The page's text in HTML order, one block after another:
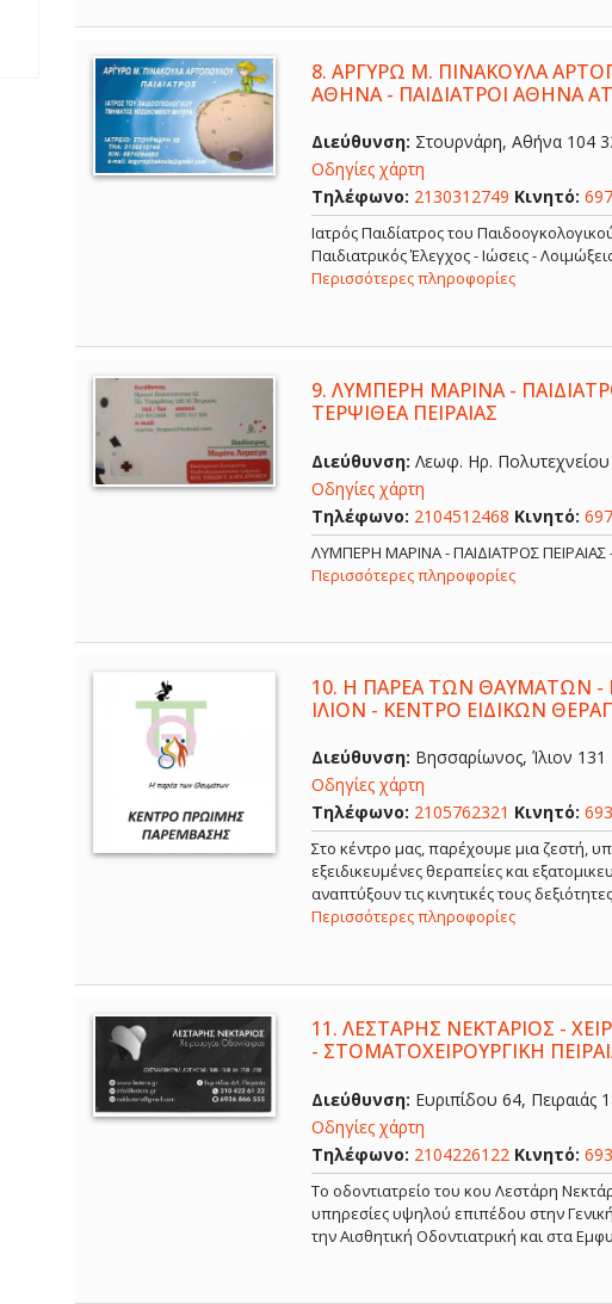
8. ΑΡΓΥΡΩ Μ. ΠΙΝΑΚΟΥΛΑ
ΑΘΗΝΑ - ΠΑΙΔΙΑΤΡΟΙ ΑΘΗΝΑ
Διεύθυνση: Στουρνάρη, Αθήνα 104
Οδηγίες χάρτη
Τηλέφωνο: 2130312749 Κινητό:
Ιατρός Παιδίατρος του
Παιδιατρικός Έλεγχος - Ιώσεις -
Περισσότερες πληροφορίες
9. ΛΥΜΠΕΡΗ ΜΑΡΙΝΑ -
ΤΕΡΨΙΘΕΑ ΠΕΙΡΑΙΑΣ
Διεύθυνση: Λεωφ. Ηρ. Πολυτεχνείου
Οδηγίες χάρτη
Τηλέφωνο: 2104512468 Κινητό:
ΛΥΜΠΕΡΗ ΜΑΡΙΝΑ - ΠΑΙΔΙΑΤΡΟΣ ΠΕΙΡΑΙΑΣ
Περισσότερες πληροφορίες
10. Η ΠΑΡΕΑ ΤΩΝ ΘΑΥΜΑΤΩΝ -
ΙΛΙΟΝ - ΚΕΝΤΡΟ ΕΙΔΙΚΩΝ
Διεύθυνση: Βησσαρίωνος, Ίλιον 131
Οδηγίες χάρτη
Τηλέφωνο: 2105762321 Κινητό:
Στο κέντρο μας, παρέχουμε μια ζεστή,
εξειδικευμένες θεραπείες και
αναπτύξουν τις κινητικές τους
Περισσότερες πληροφορίες
11. ΛΕΣΤΑΡΗΣ ΝΕΚΤΑΡΙΟΣ -
- ΣΤΟΜΑΤΟΧΕΙΡΟΥΡΓΙΚΗ
Διεύθυνση: Ευριπίδου 64, Πειραιάς
Οδηγίες χάρτη
Τηλέφωνο: 2104226122 Κινητό:
Το οδοντιατρείο του κου Λεστάρη
υπηρεσίες υψηλού επιπέδου στην
την Αισθητική Οδοντιατρική και στα